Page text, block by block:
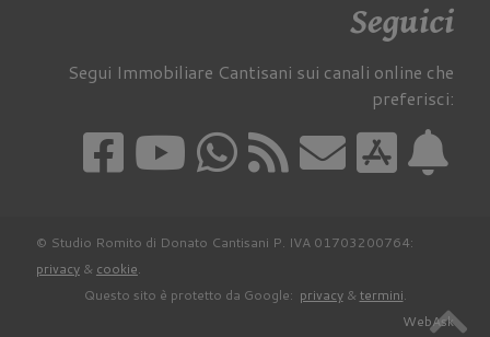
Seguici
Segui Immobiliare Cantisani sui canali online che
preferisci:
© Studio Romito di Donato Cantisani P. IVA 01703200764:
privacy& cookie.
Questo sito è protetto da Google: privacy& termini.
WebAsk